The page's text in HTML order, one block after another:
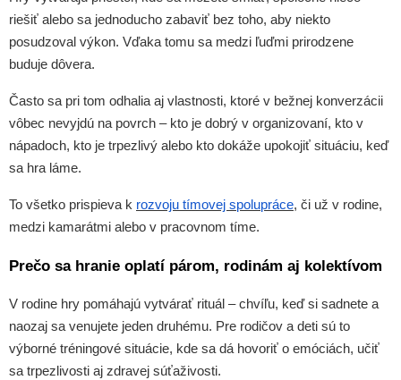
riešiť alebo sa jednoducho zabaviť bez toho, aby niekto
posudzoval výkon. Vďaka tomu sa medzi ľuďmi prirodzene
buduje dôvera.
Často sa pri tom odhalia aj vlastnosti, ktoré v bežnej konverzácii
vôbec nevyjdú na povrch – kto je dobrý v organizovaní, kto v
nápadoch, kto je trpezlivý alebo kto dokáže upokojiť situáciu, keď
sa hra láme.
To všetko prispieva k rozvoju tímovej spolupráce, či už v rodine,
medzi kamarátmi alebo v pracovnom tíme.
Prečo sa hranie oplatí párom, rodinám aj kolektívom
V rodine hry pomáhajú vytvárať rituál – chvíľu, keď si sadnete a
naozaj sa venujete jeden druhému. Pre rodičov a deti sú to
výborné tréningové situácie, kde sa dá hovoriť o emóciách, učiť
sa trpezlivosti aj zdravej súťaživosti.